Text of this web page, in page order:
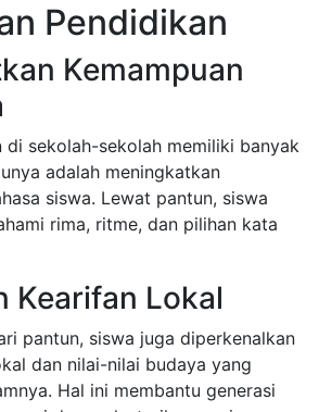
Pendidikan
Kemampuan
di sekolah-sekolah memiliki banyak
adalah meningkatkan
siswa. Lewat pantun, siswa
rima, ritme, dan pilihan kata
Kearifan Lokal
pantun, siswa juga diperkenalkan
dan nilai-nilai budaya yang
Hal ini membantu generasi